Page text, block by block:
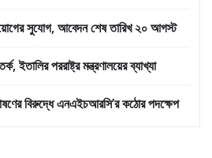
সুযোগ, আবেদন শেষ তারিখ ২০ আগস্ট
ইতালির পররাষ্ট্র মন্ত্রণালয়ের ব্যাখ্যা
বিরুদ্ধে এনএইচআরসি’র কঠোর পদক্ষেপ